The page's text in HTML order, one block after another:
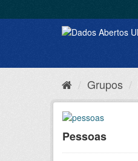
Grupos
Pessoas